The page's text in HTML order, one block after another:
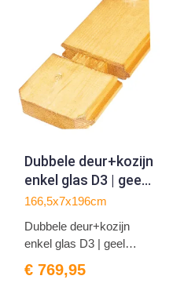
Dubbele deur+kozijn
enkel glas D3 | geel
geïmpregneerd
166,5x7x196cm
Dubbele deur+kozijn
enkel glas D3 | geel
€ 769,95